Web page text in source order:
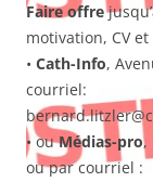
Faire offre
motivation, CV
• Cath-Info,
courriel:
• ouMédias-pro,
ou par courriel :